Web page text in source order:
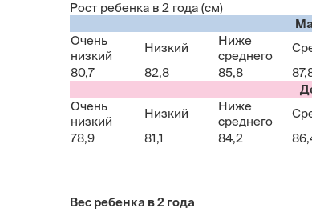
Рост ребенка в 2 года (см)
Очень
низкий
Низкий
Ниже
среднего
80,7
82,8 85,8
Очень
низкий
Низкий
Ниже
среднего
78,9
81,1 84,2
Вес ребенка в 2 года